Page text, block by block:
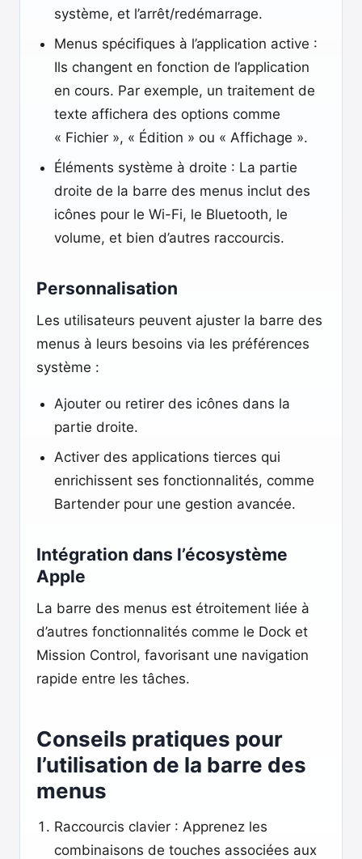
système, et l’arrêt/redémarrage.
Menus spécifiques à l’application active :
Ils changent en fonction de l’application
en cours. Par exemple, un traitement de
texte affichera des options comme
« Fichier », « Édition » ou « Affichage ».
Éléments système à droite : La partie
droite de la barre des menus inclut des
icônes pour le Wi-Fi, le Bluetooth, le
volume, et bien d’autres raccourcis.
Personnalisation
Les utilisateurs peuvent ajuster la barre des
menus à leurs besoins via les préférences
système :
Ajouter ou retirer des icônes dans la
partie droite.
Activer des applications tierces qui
enrichissent ses fonctionnalités, comme
Bartender pour une gestion avancée.
Intégration dans l’écosystème
Apple
La barre des menus est étroitement liée à
d’autres fonctionnalités comme le Dock et
Mission Control, favorisant une navigation
rapide entre les tâches.
Conseils pratiques pour
l’utilisation de la barre des
menus
Raccourcis clavier : Apprenez les
combinaisons de touches associées aux